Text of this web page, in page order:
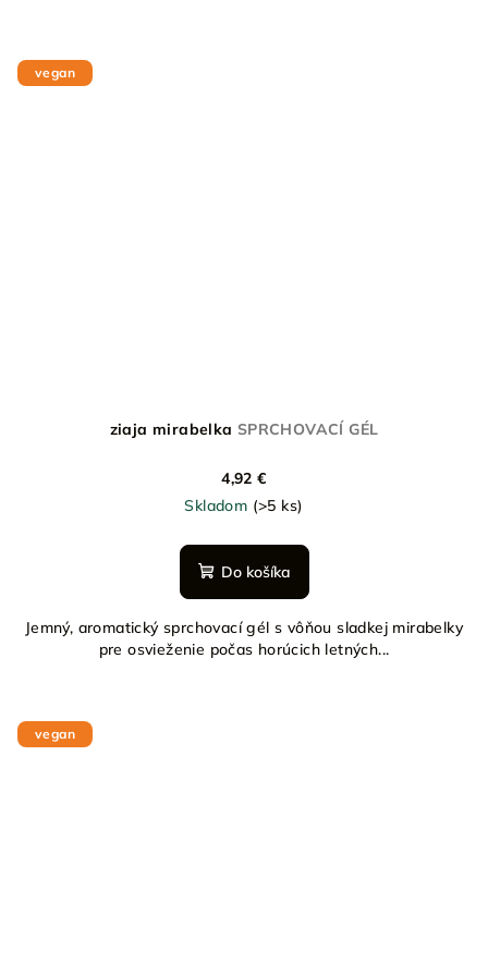
vegan
ziaja mirabelka SPRCHOVACÍ GÉL
4,92 €
Skladom (>5 ks)
Do košíka
Jemný, aromatický sprchovací gél s vôňou sladkej mirabelky
pre osvieženie počas horúcich letných...
vegan